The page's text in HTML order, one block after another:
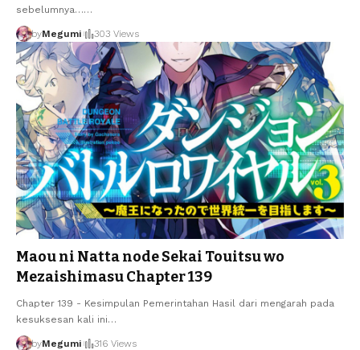
sebelumnya……
byMegumi 303 Views
Maou ni Natta node Sekai Touitsu wo
Mezaishimasu Chapter 139
Chapter 139 - Kesimpulan Pemerintahan Hasil dari mengarah pada
kesuksesan kali ini…
byMegumi 316 Views